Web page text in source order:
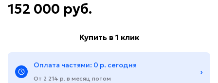
152 000 руб.
Купить в 1 клик
Оплата частями: 0 р. сегодня
От 2 214 р. в месяц потом
›